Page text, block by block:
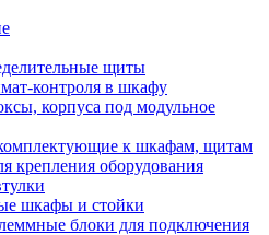
щиты
контроля в шкафу
корпуса под модульное
к шкафам, щитам
крепления оборудования
шкафы и стойки
блоки для подключения